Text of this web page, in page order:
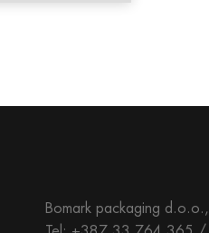
Bomark packaging